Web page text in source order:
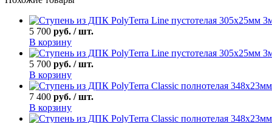
5 700 руб. / шт.
В корзину
5 700 руб. / шт.
В корзину
7 400 руб. / шт.
В корзину